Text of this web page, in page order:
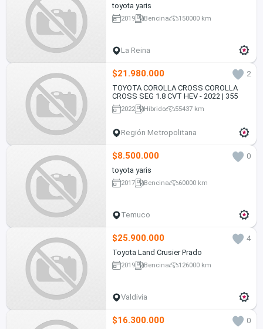
toyota yaris
2019 Bencina 150000 km
La Reina
$21.980.000
2
TOYOTA COROLLA CROSS COROLLA
CROSS SEG 1.8 CVT HEV - 2022 | 355
2022 Híbrido 55437 km
Región Metropolitana
$8.500.000
0
toyota yaris
2017 Bencina 60000 km
Temuco
$25.900.000
4
Toyota Land Crusier Prado
2019 Bencina 126000 km
Valdivia
$16.300.000
0